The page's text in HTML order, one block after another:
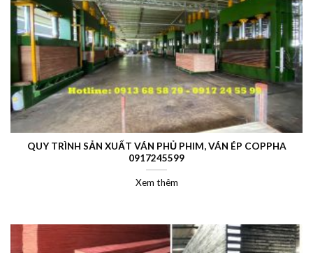
QUY TRÌNH SẢN XUẤT VÁN PHỦ PHIM, VÁN ÉP COPPHA
0917245599
Xem thêm